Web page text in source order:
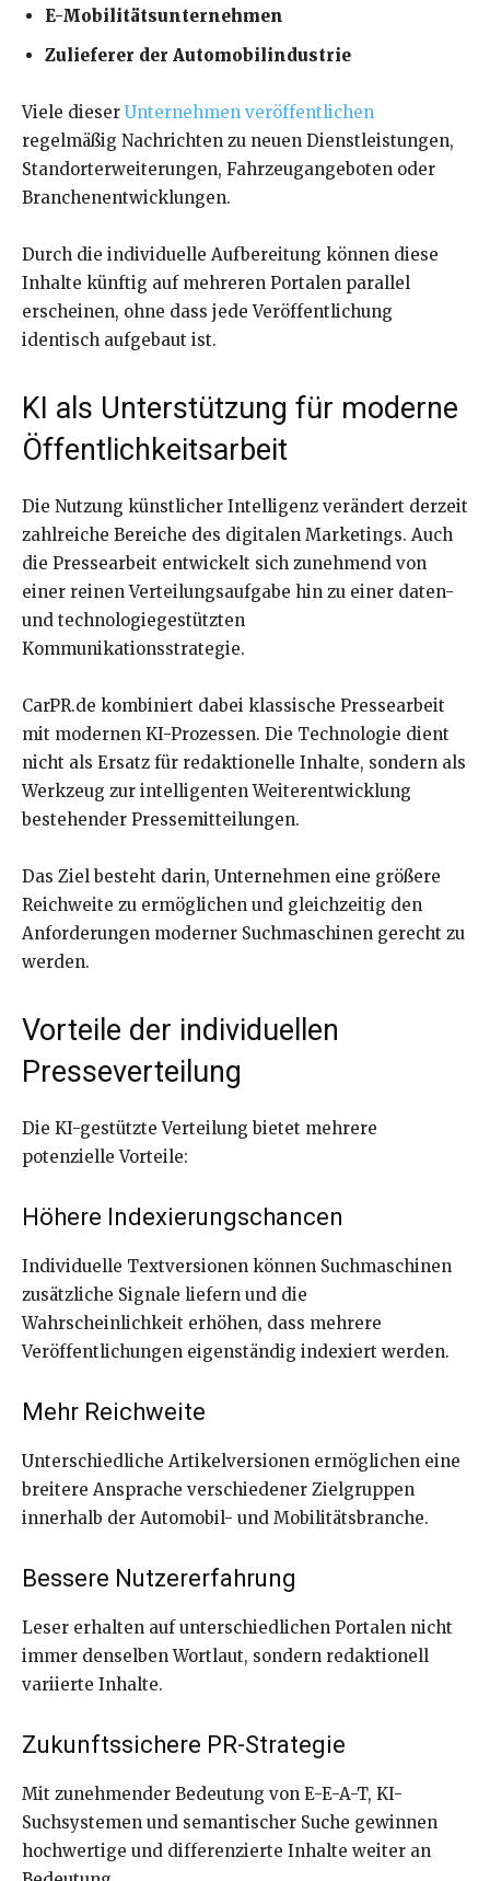
E-Mobilitätsunternehmen
Zulieferer der Automobilindustrie
Viele dieser Unternehmen veröffentlichen
regelmäßig Nachrichten zu neuen Dienstleistungen,
Standorterweiterungen, Fahrzeugangeboten oder
Branchenentwicklungen.
Durch die individuelle Aufbereitung können diese
Inhalte künftig auf mehreren Portalen parallel
erscheinen, ohne dass jede Veröffentlichung
identisch aufgebaut ist.
KI als Unterstützung für moderne
Öffentlichkeitsarbeit
Die Nutzung künstlicher Intelligenz verändert derzeit
zahlreiche Bereiche des digitalen Marketings. Auch
die Pressearbeit entwickelt sich zunehmend von
einer reinen Verteilungsaufgabe hin zu einer daten-
und technologiegestützten
Kommunikationsstrategie.
CarPR.de kombiniert dabei klassische Pressearbeit
mit modernen KI-Prozessen. Die Technologie dient
nicht als Ersatz für redaktionelle Inhalte, sondern als
Werkzeug zur intelligenten Weiterentwicklung
bestehender Pressemitteilungen.
Das Ziel besteht darin, Unternehmen eine größere
Reichweite zu ermöglichen und gleichzeitig den
Anforderungen moderner Suchmaschinen gerecht zu
werden.
Vorteile der individuellen
Presseverteilung
Die KI-gestützte Verteilung bietet mehrere
potenzielle Vorteile:
Höhere Indexierungschancen
Individuelle Textversionen können Suchmaschinen
zusätzliche Signale liefern und die
Wahrscheinlichkeit erhöhen, dass mehrere
Veröffentlichungen eigenständig indexiert werden.
Mehr Reichweite
Unterschiedliche Artikelversionen ermöglichen eine
breitere Ansprache verschiedener Zielgruppen
innerhalb der Automobil- und Mobilitätsbranche.
Bessere Nutzererfahrung
Leser erhalten auf unterschiedlichen Portalen nicht
immer denselben Wortlaut, sondern redaktionell
variierte Inhalte.
Zukunftssichere PR-Strategie
Mit zunehmender Bedeutung von E-E-A-T, KI-
Suchsystemen und semantischer Suche gewinnen
hochwertige und differenzierte Inhalte weiter an